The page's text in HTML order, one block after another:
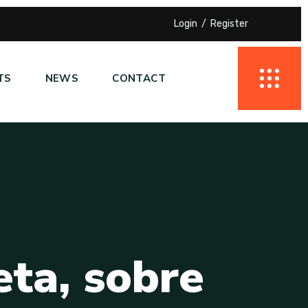
Login Register
NEWS CONTACT
ta, sobre